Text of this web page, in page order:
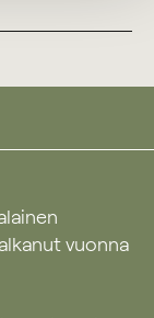
vuonna